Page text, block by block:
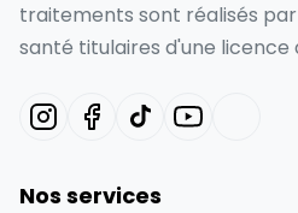
traitements sont réalisés
santé titulaires d'une licence
Nos services